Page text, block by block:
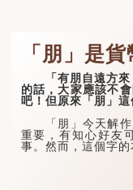
「朋」是
「有朋自遠方來，
的話，大家應該不
吧！但原來「朋」
「朋」今天解作
重要，有知心好友
事。然而，這個字的